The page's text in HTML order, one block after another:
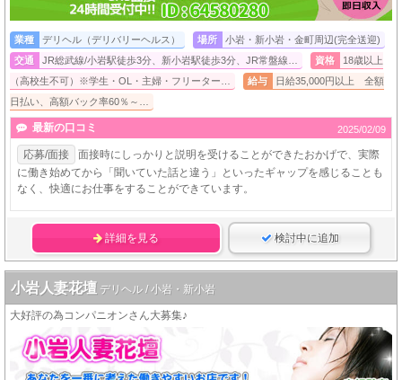
業種 デリヘル（デリバリーヘルス） 場所
小岩・新小岩・金町周辺(完全送迎)
交通
JR総武線/小岩駅徒歩3分、新小岩駅徒歩3分、JR常盤線… 資格
18歳以上
（高校生不可）※学生・OL・主婦・フリーター…
給与
日給35,000円以上 全額
日払い、高額バック率60％～…
最新の口コミ 2025/02/09
応募/面接
面接時にしっかりと説明を受けることができたおかげで、実際
に働き始めてから「聞いていた話と違う」といったギャップを感じることも
なく、快適にお仕事をすることができています。
詳細を見る 検討中に追加
小岩人妻花壇 デリヘル / 小岩・新小岩
大好評の為コンパニオンさん大募集♪